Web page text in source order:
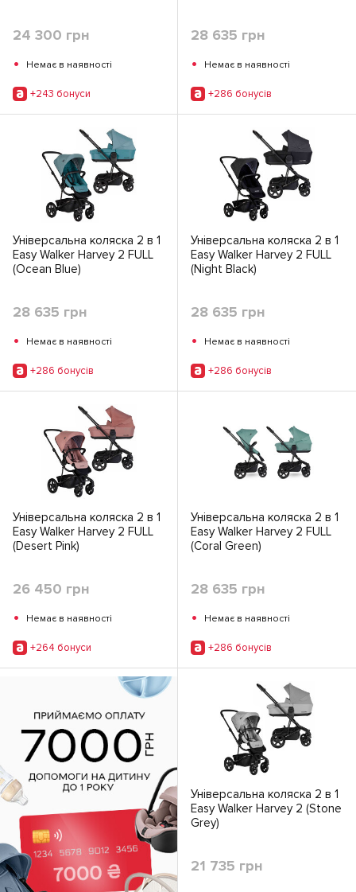
24 300 грн
• Немає в наявності
+243 бонуси
28 635 грн
• Немає в наявності
+286 бонусiв
Універсальна коляска 2 в 1
Easy Walker Harvey 2 FULL
(Ocean Blue)
28 635 грн
• Немає в наявності
+286 бонусiв
Універсальна коляска 2 в 1
Easy Walker Harvey 2 FULL
(Night Black)
28 635 грн
• Немає в наявності
+286 бонусiв
Універсальна коляска 2 в 1
Easy Walker Harvey 2 FULL
(Desert Pink)
26 450 грн
• Немає в наявності
+264 бонуси
Універсальна коляска 2 в 1
Easy Walker Harvey 2 FULL
(Coral Green)
28 635 грн
• Немає в наявності
+286 бонусiв
Універсальна коляска 2 в 1
Easy Walker Harvey 2 (Stone
Grey)
21 735 грн